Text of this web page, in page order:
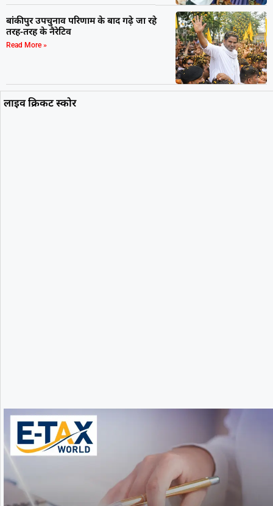
बांकीपुर उपचुनाव परिणाम के बाद गढ़े जा रहे
तरह-तरह के नैरेटिव
Read More »
लाइव क्रिकट स्कोर